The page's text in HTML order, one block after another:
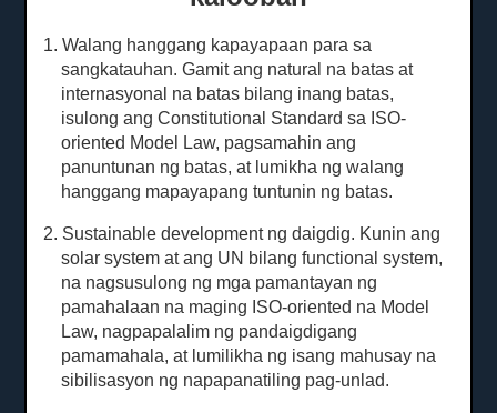
1. Walang hanggang kapayapaan para sa
sangkatauhan.Gamit ang natural na batas at
internasyonal na batas bilang inang batas,
isulong ang Constitutional Standard sa ISO-
oriented Model Law, pagsamahin ang
panuntunan ng batas, at lumikha ng walang
hanggang mapayapang tuntunin ng batas.
2. Sustainable development ng daigdig. Kunin ang
solar system at ang UN bilang functional system,
na nagsusulong ng mga pamantayan ng
pamahalaan na maging ISO-oriented na Model
Law, nagpapalalim ng pandaigdigang
pamamahala, at lumilikha ng isang mahusay na
sibilisasyon ng napapanatiling pag-unlad.